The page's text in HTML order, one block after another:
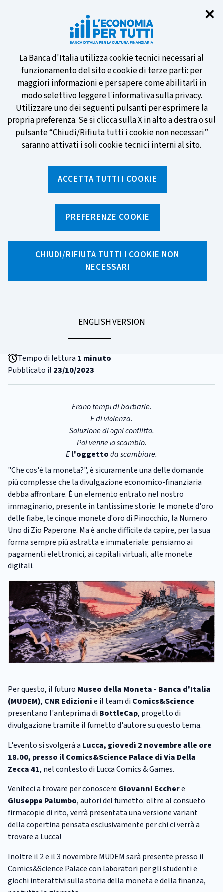
✕
Informativa
sui
cookie
La Banca d'Italia utilizza cookie tecnici necessari al
funzionamento del sito e cookie di terze parti: per
maggiori informazioni e per sapere come abilitarli in
modo selettivo leggerel'informativa sulla privacy.
Utilizzare uno dei seguenti pulsanti per esprimere la
propria preferenza. Se si clicca sulla X in alto a destra o sul
pulsante “Chiudi/Rifiuta tutti i cookie non necessari”
saranno attivati i soli cookie tecnici interni al sito.
ACCETTA TUTTI I COOKIE
PREFERENZE COOKIE
CHIUDI/RIFIUTA TUTTI I COOKIE NON
NECESSARI
GO
ENGLISH VERSION
Partecipa al sondaggio della BCE
sulle nuove banconote e vota la tua
preferita!
SCOPRI DI PIÙ
Facebook
LinkedinWhatsApp
Email
fumetto d'autore per parlare di
CATEGORIA:
MUSEO DELLA MONETA
Tempo di lettura 1 minuto
Pubblicato il 23/10/2023
Erano tempi di barbarie.
E di violenza.
Soluzione di ogni conflitto.
Poi venne lo scambio.
El'oggettoda scambiare.
"Che cos'è la moneta?", è sicuramente una delle domande
più complesse che la divulgazione economico-finanziaria
debba affrontare. È un elemento entrato nel nostro
immaginario, presente in tantissime storie: le monete d'oro
delle fiabe, le cinque monete d'oro di Pinocchio, la Numero
Uno di Zio Paperone. Ma è anche difficile da capire, per la sua
forma sempre più astratta e immateriale: pensiamo ai
pagamenti elettronici, ai capitali virtuali, alle monete
digitali.
Per questo, il futuro Museo della Moneta - Banca d'Italia
(MUDEM), CNR Edizionie il team di Comics&Science
presentano l'ante­prima di BottleCap, progetto di
divulgazione tramite il fumetto d'autore su questo tema.
L'evento si svolgerà a Lucca, giovedì 2 novembre alle ore
18.00, presso il Comics&Science Palace di Via Della
Zecca 41, nel contesto di Lucca Comics & Games.
Veniteci a trovare per conoscere Giovanni Ecchere
Giuseppe Palumbo, autori del fumetto: oltre al consueto
firmacopie di rito, verrà presentata una versione variant
della copertina pensata esclusivamente per chi ci verrà a
trovare a Lucca!
Inoltre il 2 e il 3 novembre MUDEM sarà presente presso il
Comics&Science Palace con laboratori per gli studenti e
giochi interattivi sulla storia della moneta e della finanza,